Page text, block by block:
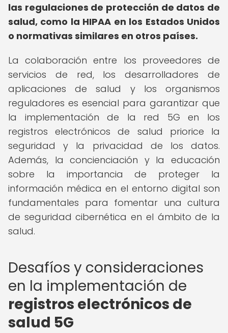
las regulaciones de protección de datos de
salud, como la HIPAA en los Estados Unidos
o normativas similares en otros países.
La colaboración entre los proveedores de
servicios de red, los desarrolladores de
aplicaciones de salud y los organismos
reguladores es esencial para garantizar que
la implementación de la red 5G en los
registros electrónicos de salud priorice la
seguridad y la privacidad de los datos.
Además, la concienciación y la educación
sobre la importancia de proteger la
información médica en el entorno digital son
fundamentales para fomentar una cultura
de seguridad cibernética en el ámbito de la
salud.
Desafíos y consideraciones
en la implementación de
registros electrónicos de
salud 5G